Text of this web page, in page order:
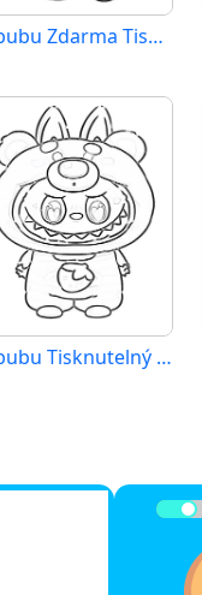
Labubu Zdarma Tisknutelný
Labubu Tisknutelný pro Děti